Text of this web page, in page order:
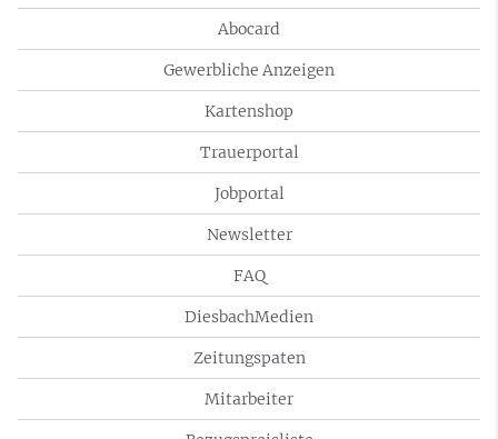
Abocard
Gewerbliche Anzeigen
Kartenshop
Trauerportal
Jobportal
Newsletter
FAQ
DiesbachMedien
Zeitungspaten
Mitarbeiter